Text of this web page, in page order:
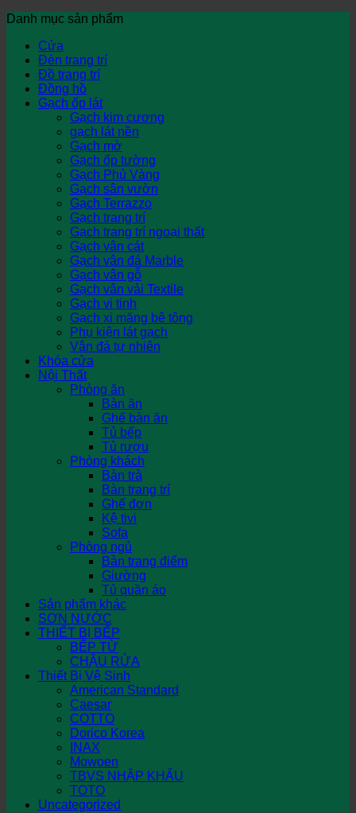
Danh mục sản phẩm
Cửa
Đèn trang trí
Đồ trang trí
Đồng hồ
Gạch ốp lát
Gạch kim cương
gạch lát nền
Gạch mờ
Gạch ốp tường
Gạch Phủ Vàng
Gạch sân vườn
Gạch Terrazzo
Gạch trang trí
Gạch trang trí ngoại thất
Gạch vân cát
Gạch vân đá Marble
Gạch vân gỗ
Gạch vân vải Textile
Gạch vi tinh
Gạch xi măng bê tông
Phụ kiện lát gạch
Vân đá tự nhiên
Khóa cửa
Nội Thất
Phòng ăn
Bàn ăn
Ghế bàn ăn
Tủ bếp
Tủ rượu
Phòng khách
Bàn trà
Bàn trang trí
Ghế đơn
Kệ tivi
Sofa
Phòng ngủ
Bàn trang điểm
Giường
Tủ quần áo
Sản phẩm khác
SƠN NƯỚC
THIẾT BỊ BẾP
BẾP TỪ
CHẬU RỬA
Thiết Bị Vệ Sinh
American Standard
Caesar
COTTO
Dorico Korea
INAX
Mowoen
TBVS NHẬP KHẨU
TOTO
Uncategorized